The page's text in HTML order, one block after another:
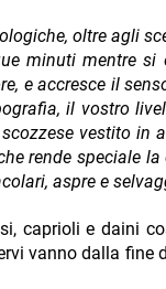
oltre agli
minuti mentre si
e accresce il
il vostro
vestito in
rende speciale la
aspre e
caprioli e daini
vanno dalla fine